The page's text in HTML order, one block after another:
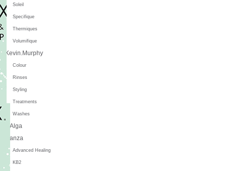
Soleil
Specifique
Thermiques
Volumifique
Kevin.Murphy
Colour
Rinses
Styling
Treatments
Washes
L'Alga
L'anza
Advanced Healing
KB2